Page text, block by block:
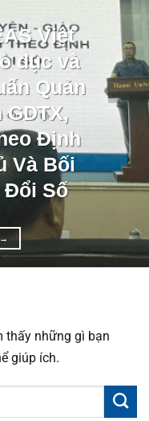
Việt
dục và
Quản
GDTX,
Định
Và Bối
Đổi Số
→
thấy những gì bạn
giúp ích.